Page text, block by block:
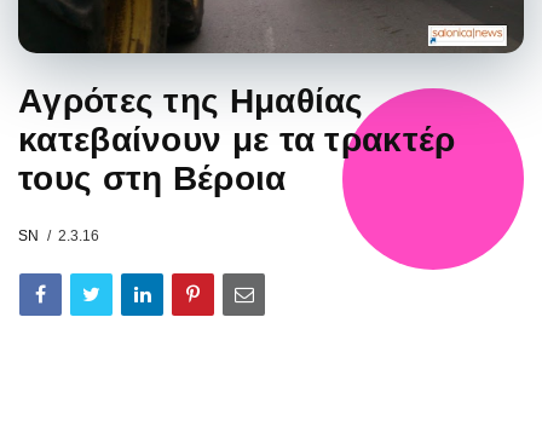
Aγρότες της Ημαθίας
κατεβαίνουν με τα τρακτέρ
τους στη Βέροια
SN 2.3.16